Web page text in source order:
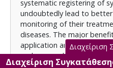
systematic registering of
undoubtedly lead to
monitoring of their
diseases. The major
application are the
and personalized medical
Διαχείριση
Διαχείριση